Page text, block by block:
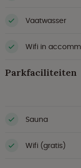
Vaatwasser
Wifi in
Parkfaciliteiten
Sauna
Wifi (gratis)